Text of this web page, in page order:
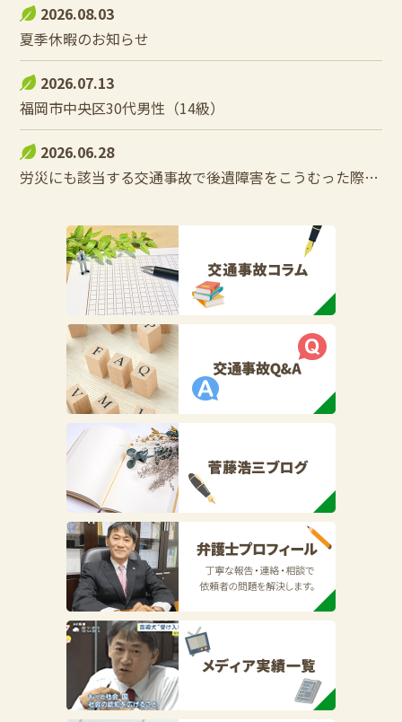
2026.08.03
夏季休暇のお知らせ
2026.07.13
福岡市中央区30代男性（14級）
2026.06.28
労災にも該当する交通事故で後遺障害をこうむった際の控除調整とは？